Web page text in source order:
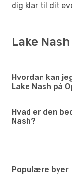
dig klar til dit
Lake
Hvordan kan
Lake Nash på
Hvad er den
Nash?
Populære byer